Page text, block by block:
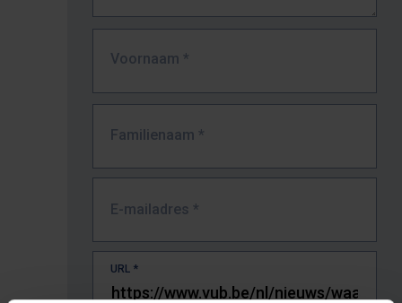
Voornaam *
Familienaam *
E-mailadres *
URL *